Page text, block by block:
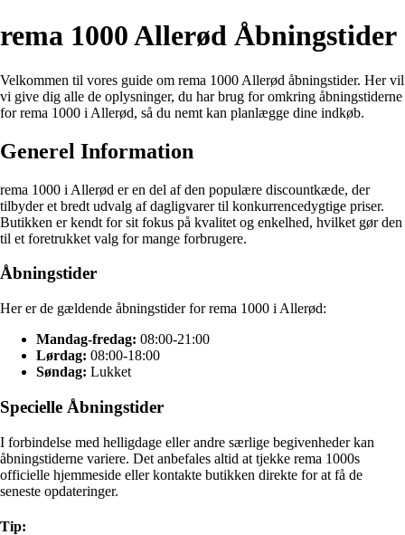
rema 1000 Allerød Åbningstider
Velkommen til vores guide om rema 1000 Allerød åbningstider. Her vil
vi give dig alle de oplysninger, du har brug for omkring åbningstiderne
for rema 1000 i Allerød, så du nemt kan planlægge dine indkøb.
Generel Information
rema 1000 i Allerød er en del af den populære discountkæde, der
tilbyder et bredt udvalg af dagligvarer til konkurrencedygtige priser.
Butikken er kendt for sit fokus på kvalitet og enkelhed, hvilket gør den
til et foretrukket valg for mange forbrugere.
Åbningstider
Her er de gældende åbningstider for rema 1000 i Allerød:
Mandag-fredag: 08:00-21:00
Lørdag: 08:00-18:00
Søndag: Lukket
Specielle Åbningstider
I forbindelse med helligdage eller andre særlige begivenheder kan
åbningstiderne variere. Det anbefales altid at tjekke rema 1000s
officielle hjemmeside eller kontakte butikken direkte for at få de
seneste opdateringer.
Tip: